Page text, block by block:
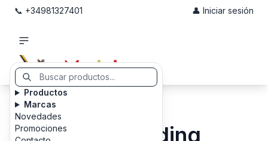
📞 +34981327401 👤 Iniciar sesión
Productos
Marcas
Novedades
Promociones
Just Loading